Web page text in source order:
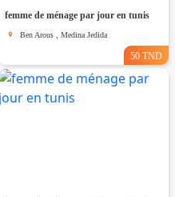
femme de ménage par jour en tunis
Ben Arous , Medina Jedida
50 TND